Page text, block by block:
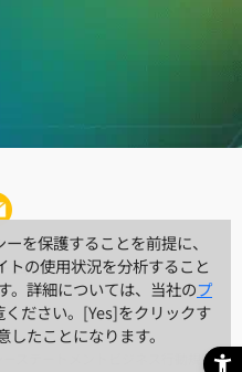
ムリソースセンター
ビジネス行動規範
を保護することを前提に、
の使用状況を分析すること
。詳細については、当社のプ
ください。[Yes]をクリックす
たことになります。
を保護することを前提に、
の使用状況を分析すること
。詳細については、当社のプ
ください。[Yes]をクリックす
たことになります。